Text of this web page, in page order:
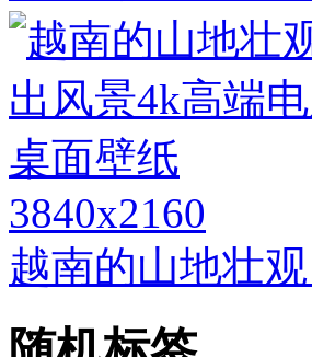
3840x2160
越南的山地壮